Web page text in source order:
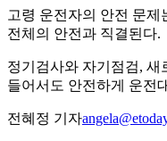
고령 운전자의 안전 문제
전체의 안전과 직결된다.
정기검사와 자기점검, 새
들어서도 안전하게 운전
전혜정 기자